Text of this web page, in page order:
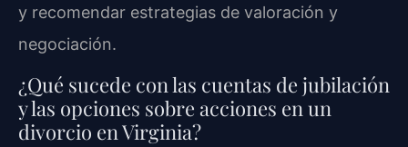
y recomendar estrategias de valoración y
negociación.
¿Qué sucede con las cuentas de jubilación
y las opciones sobre acciones en un
divorcio en Virginia?